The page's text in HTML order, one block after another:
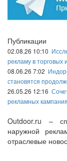
Публикации
02.08.26 10:10
рекламу в торговых
08.06.26 7:02
становятся
26.05.26 12:16
рекламных
Outdoor.ru –
наружной
отраслевые